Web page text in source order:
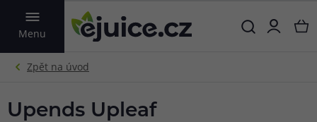
Menu
VYHLEDAT
Upends Upleaf